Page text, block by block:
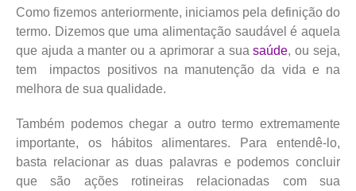
Como fizemos anteriormente, iniciamos pela definição do
termo. Dizemos que uma alimentação saudável é aquela
que ajuda a manter ou a aprimorar a suasaúde, ou seja,
tem impactos positivos na manutenção da vida e na
melhora de sua qualidade.
Também podemos chegar a outro termo extremamente
importante, os hábitos alimentares. Para entendê-lo,
basta relacionar as duas palavras e podemos concluir
que são ações rotineiras relacionadas com sua